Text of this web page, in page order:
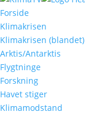
Forside
Klimakrisen
Klimakrisen (blandet)
Arktis/Antarktis
Flygtninge
Forskning
Havet stiger
Klimamodstand